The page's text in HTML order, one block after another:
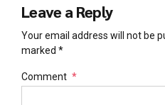
Leave a Reply
Your email address will not be
marked *
Comment *